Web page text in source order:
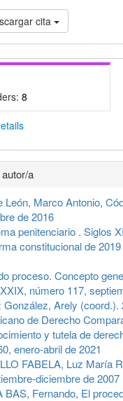
cita
8
a
León, Marco Antonio,
de 2016
penitenciario . Siglos
constitucional de
proceso. Concepto
número 117,
González, Arely (coord.).
de Derecho
y tutela de
enero-abril de 2021
FABELA, Luz María
diciembre de 2007
BAS, Fernando, El